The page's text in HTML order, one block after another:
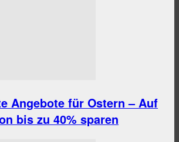
Angebote für Ostern – Auf
bis zu 40% sparen